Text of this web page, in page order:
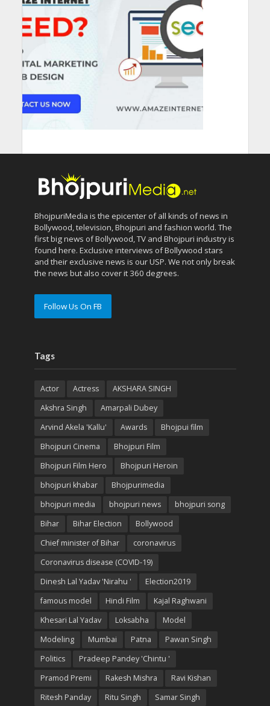
BhojpuriMedia is the epicenter of all kinds of news in
Bollywood, television, Bhojpuri and fashion world. The
first big news of Bollywood, TV and Bhojpuri industry is
found here. Exclusive interviews of Bollywood stars
and their exclusive news is our USP. We not only break
the news but also cover it 360 degrees.
Follow Us On FB
Tags
Actor Actress
AKSHARA SINGH
Akshra Singh
Amarpali Dubey
Arvind Akela 'Kallu'
Awards
Bhojpui film
Bhojpuri Cinema
Bhojpuri Film
Bhojpuri Film Hero
Bhojpuri Heroin
bhojpuri khabar
Bhojpurimedia
bhojpuri media
bhojpuri news
bhojpuri song
Bihar
Bihar Election
Bollywood
Chief minister of Bihar
coronavirus
Coronavirus disease (COVID-19)
Dinesh Lal Yadav 'Nirahu '
Election2019
famous model
Hindi Film
Kajal Raghwani
Khesari Lal Yadav
Loksabha
Model
Modeling
Mumbai Patna
Pawan Singh
Politics
Pradeep Pandey 'Chintu '
Pramod Premi
Rakesh Mishra
Ravi Kishan
Ritesh Panday
Ritu Singh Samar Singh